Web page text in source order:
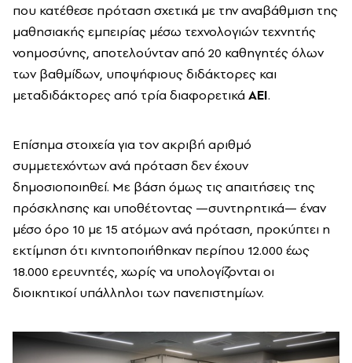
που κατέθεσε πρόταση σχετικά με την αναβάθμιση της
μαθησιακής εμπειρίας μέσω τεχνολογιών τεχνητής
νοημοσύνης, αποτελούνταν από 20 καθηγητές όλων
των βαθμίδων, υποψήφιους διδάκτορες και
μεταδιδάκτορες από τρία διαφορετικά ΑΕΙ.
Επίσημα στοιχεία για τον ακριβή αριθμό
συμμετεχόντων ανά πρόταση δεν έχουν
δημοσιοποιηθεί. Με βάση όμως τις απαιτήσεις της
πρόσκλησης και υποθέτοντας —συντηρητικά— έναν
μέσο όρο 10 με 15 ατόμων ανά πρόταση, προκύπτει η
εκτίμηση ότι κινητοποιήθηκαν περίπου 12.000 έως
18.000 ερευνητές, χωρίς να υπολογίζονται οι
διοικητικοί υπάλληλοι των πανεπιστημίων.